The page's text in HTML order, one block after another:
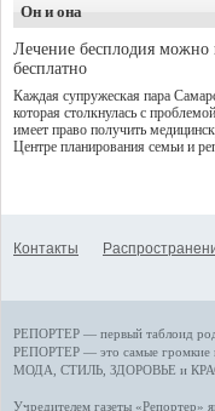
Он и она
Лечение бесплодия можно
бесплатно
Каждая супружеская пара
которая столкнулась с
имеет право получить
Центре планирования семьи и
Контакты
РЕПОРТЕР — первый таблоид
РЕПОРТЕР — это самые громкие
МОДА, СТИЛЬ ЗДОРОВЬЕ и
Учредителем газеты